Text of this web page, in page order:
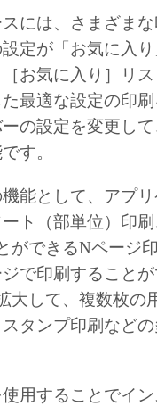
terminate if you fail
of this
legal rights, you
including
foregoing,
of this
shall mean any
States. If you are
apply: The
term is defined at 48
of "commercial
software
12.212 (September
48 C.F.R.
には、さまざま
定が「お気に入
お気に入り］リ
最適な設定の印
の設定を変更し
す。
能として、アプ
ト（部単位）印
ができるNページ
で印刷すること
大して、複数枚の
タンプ印刷など
用することでイ